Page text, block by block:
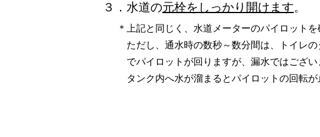
３．水道の元栓をしっかり開けます。
＊上記と同じく、水道メーターのパイロットを
ただし、通水時の数秒～数分間は、トイレ
でパイロットが回りますが、漏水ではござい
タンク内へ水が溜まるとパイロットの回転が